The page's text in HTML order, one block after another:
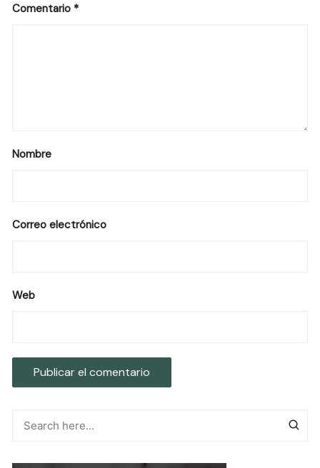
Comentario *
Nombre
Correo electrónico
Web